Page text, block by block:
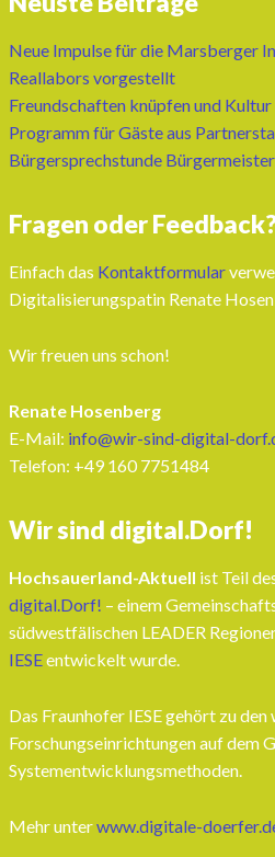
Neue Impulse für die Marsberger
Reallabors vorgestellt
Freundschaften knüpfen und
Programm für Gäste aus
Bürgersprechstunde
Fragen oder
Einfach das Kontaktformular
Digitalisierungspatin Renate
Wir freuen uns schon!
Renate Hosenberg
E-Mail: info@wir-sind-digital-
Telefon: ‭+49 160 7751484‬
Wir sind digital.Dorf!
Hochsauerland-Aktuell ist Teil
digital.Dorf! – einem
südwestfälischen LEADER
IESEentwickelt wurde.
Das Fraunhofer IESE gehört zu
Forschungseinrichtungen auf dem
Systementwicklungsmethoden.
Mehr unterwww.digitale-